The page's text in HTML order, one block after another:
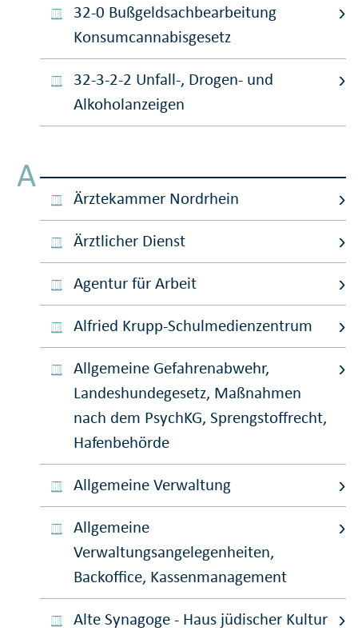
32-0 Bußgeldsachbearbeitung
Konsumcannabisgesetz
32-3-2-2 Unfall-, Drogen- und
Alkoholanzeigen
A
Ärztekammer Nordrhein
Ärztlicher Dienst
Agentur für Arbeit
Alfried Krupp-Schulmedienzentrum
Allgemeine Gefahrenabwehr,
Landeshundegesetz, Maßnahmen
nach dem PsychKG, Sprengstoffrecht,
Hafenbehörde
Allgemeine Verwaltung
Allgemeine
Verwaltungsangelegenheiten,
Backoffice, Kassenmanagement
Alte Synagoge - Haus jüdischer Kultur